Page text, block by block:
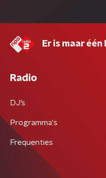
Er is maar één
Radio
DJ’s
Programma's
Frequenties